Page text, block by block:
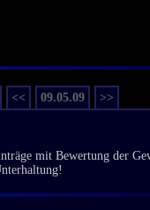
<< 09.05.09 >>
mit Bewertung der